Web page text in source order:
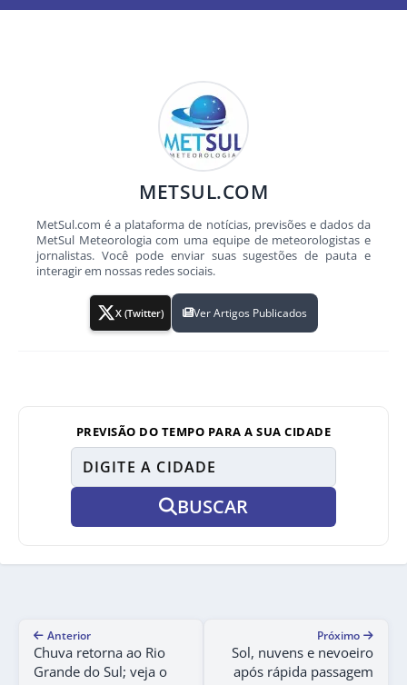
METSUL.COM
MetSul.com é a plataforma de notícias, previsões e dados da
MetSul Meteorologia com uma equipe de meteorologistas e
jornalistas. Você pode enviar suas sugestões de pauta e
interagir em nossas redes sociais.
X (Twitter) Ver Artigos Publicados
PREVISÃO DO TEMPO PARA A SUA CIDADE
BUSCAR
Anterior
Chuva retorna ao Rio
Grande do Sul; veja o
Próximo
Sol, nuvens e nevoeiro
após rápida passagem